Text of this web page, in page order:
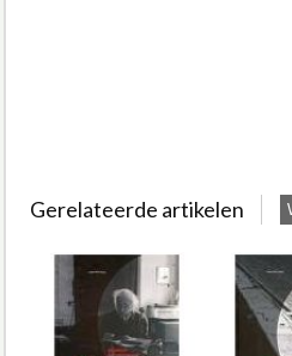
Gerelateerde artikelen